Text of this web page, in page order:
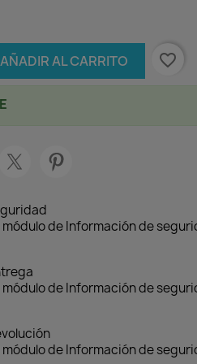
AÑADIR AL CARRITO favorite_border
de Información de
de Información de
de Información de